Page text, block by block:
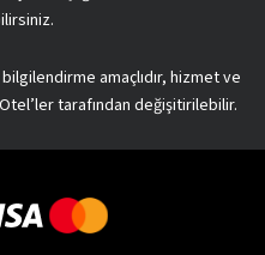
amaçlıdır, hizmet ve
tarafından değişitirilebilir.